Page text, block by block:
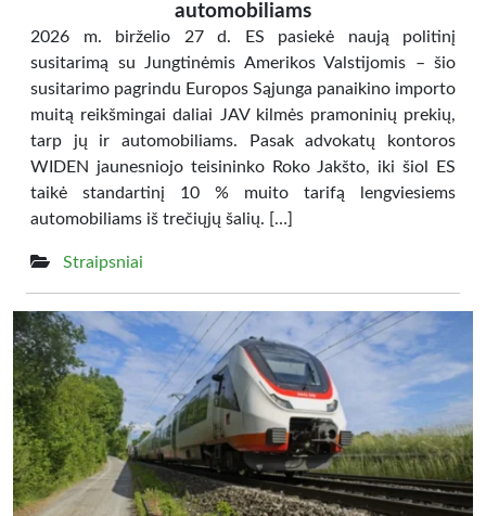
automobiliams
2026 m. birželio 27 d. ES pasiekė naują politinį
susitarimą su Jungtinėmis Amerikos Valstijomis – šio
susitarimo pagrindu Europos Sąjunga panaikino importo
muitą reikšmingai daliai JAV kilmės pramoninių prekių,
tarp jų ir automobiliams. Pasak advokatų kontoros
WIDEN jaunesniojo teisininko Roko Jakšto, iki šiol ES
taikė standartinį 10 % muito tarifą lengviesiems
automobiliams iš trečiųjų šalių. […]
Straipsniai